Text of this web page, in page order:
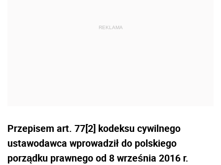
Przepisem art. 77[2] kodeksu cywilnego
ustawodawca wprowadził do polskiego
porządku prawnego od 8 września 2016 r.